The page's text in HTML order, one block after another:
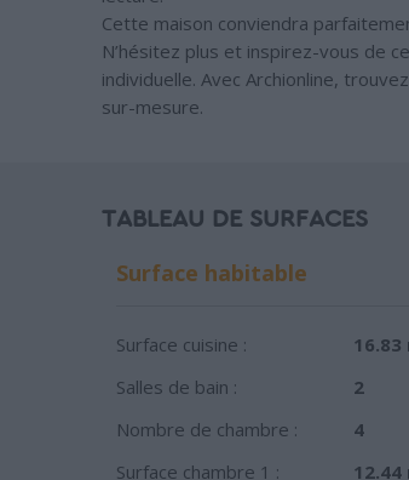
Cette maison conviendra
N’hésitez plus et inspirez-vous de
individuelle. Avec Archionline,
sur-mesure.
TABLEAU DE SURFACES
Surface habitable
Surface cuisine :
16.83
Salles de bain :
2
Nombre de chambre :
4
Surface chambre 1 :
12.44